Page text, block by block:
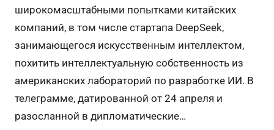
широкомасштабными попытками китайских
компаний, в том числе стартапа DeepSeek,
занимающегося искусственным интеллектом,
похитить интеллектуальную собственность из
американских лабораторий по разработке ИИ. В
телеграмме, датированной от 24 апреля и
разосланной в дипломатические…